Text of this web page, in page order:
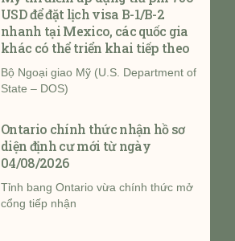
USD để đặt lịch visa B-1/B-2
nhanh tại Mexico, các quốc gia
khác có thể triển khai tiếp theo
Bộ Ngoại giao Mỹ (U.S. Department of
State – DOS)
Ontario chính thức nhận hồ sơ
diện định cư mới từ ngày
04/08/2026
Tỉnh bang Ontario vừa chính thức mở
cổng tiếp nhận